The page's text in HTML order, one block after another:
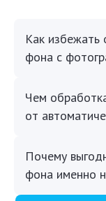
Как избежать
фона с
Чем
от
Почему
фона именно